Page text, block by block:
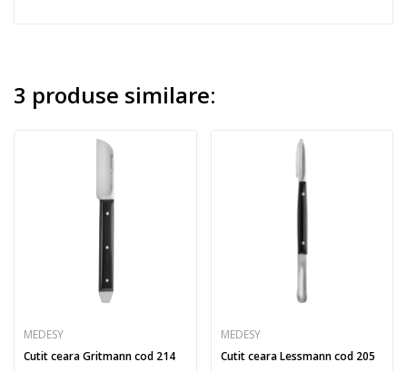
3 produse similare:
MEDESY
Cutit ceara Gritmann cod 214
MEDESY
Cutit ceara Lessmann cod 205